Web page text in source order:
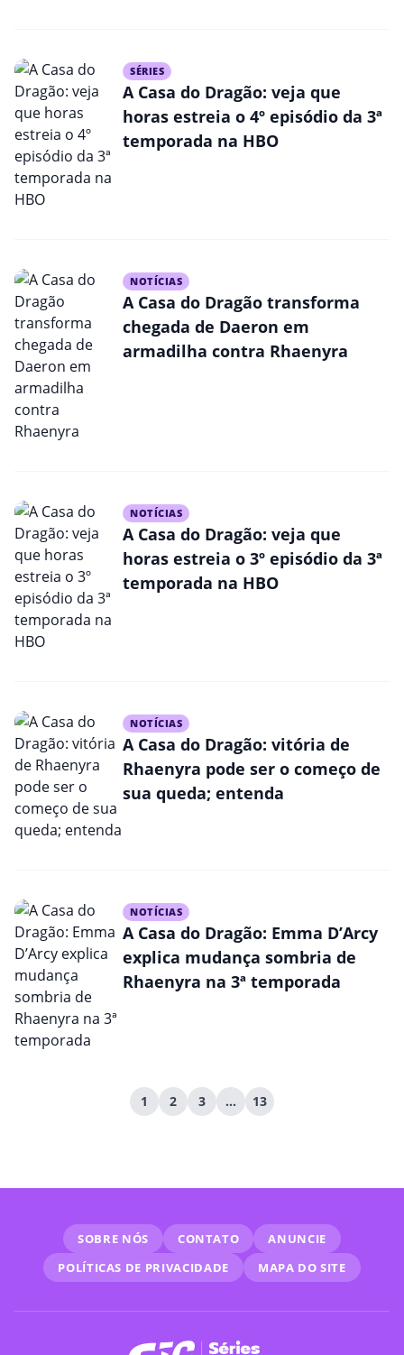
SÉRIES
A Casa do Dragão: veja que
horas estreia o 4º episódio da 3ª
temporada na HBO
NOTÍCIAS
A Casa do Dragão transforma
chegada de Daeron em
armadilha contra Rhaenyra
NOTÍCIAS
A Casa do Dragão: veja que
horas estreia o 3º episódio da 3ª
temporada na HBO
NOTÍCIAS
A Casa do Dragão: vitória de
Rhaenyra pode ser o começo de
sua queda; entenda
NOTÍCIAS
A Casa do Dragão: Emma D’Arcy
explica mudança sombria de
Rhaenyra na 3ª temporada
1 2 3 … 13
SOBRE NÓS CONTATO
ANUNCIE
POLÍTICAS DE PRIVACIDADE
MAPA DO SITE